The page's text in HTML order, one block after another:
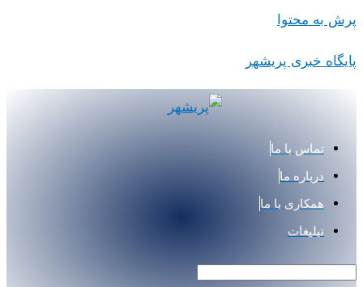
پرش به محتوا
پایگاه خبری پریشهر
تماس با ما
درباره ما
همکاری با ما
تبلیغات